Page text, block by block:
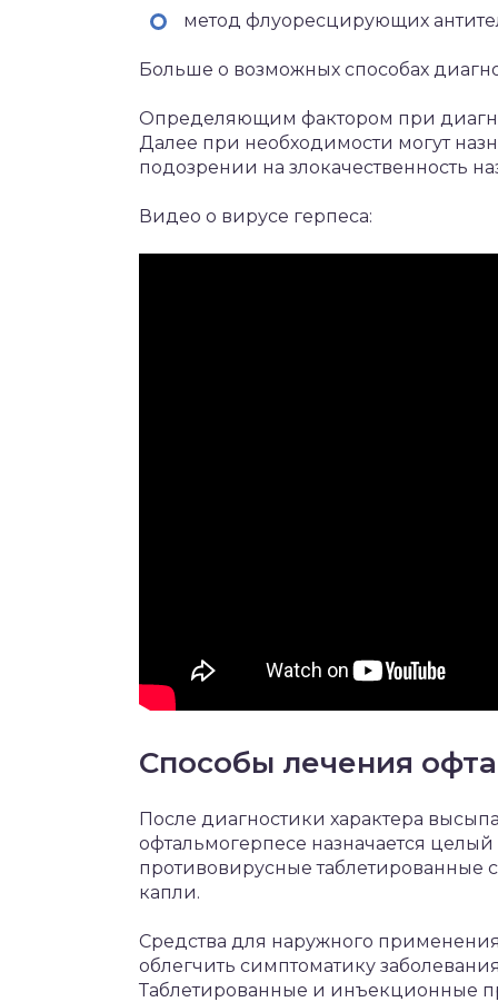
метод флуоресцирующих
Больше о возможных способах
Определяющим фактором при
Далее при необходимости могут
подозрении на злокачественность
Видео о вирусе герпеса:
Способы лечения
После диагностики характера
офтальмогерпесе назначается
противовирусные таблетированные
капли.
Средства для наружного
облегчить симптоматику
Таблетированные и инъекционные